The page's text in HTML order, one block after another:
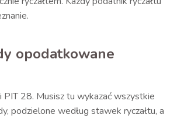
opodatkowane
PIT 28. Musisz tu wykazać wszystkie
podzielone według stawek ryczałtu, a